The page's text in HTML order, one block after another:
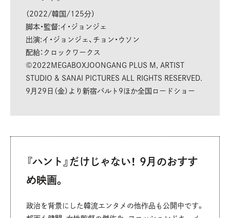
（2022/韓国/125分）
脚本・監督:イ・ジョンジェ
出演:イ・ジョンジェ、チョン・ウソン
配給：クロックワークス
©︎2022MEGABOXJOONGANG PLUS M, ARTIST
STUDIO & SANAI PICTURES ALL RIGHTS RESERVED.
9月29日（金）より新宿バルト9ほか全国ロードショー
『ハント』だけじゃない！ 9月のおすす
め映画。
政治を背景にした韓流エンタメの他作品も公開中です。